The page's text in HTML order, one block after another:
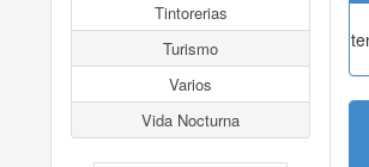
Tintorerias
Turismo
Varios
Vida Nocturna